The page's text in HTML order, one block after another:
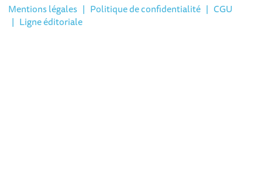
Mentions légales | Politique de confidentialité | CGU
| Ligne éditoriale